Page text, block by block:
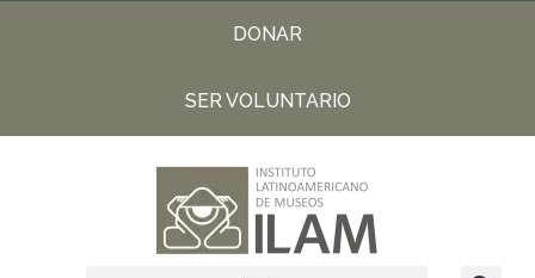
DONAR
SER VOLUNTARIO